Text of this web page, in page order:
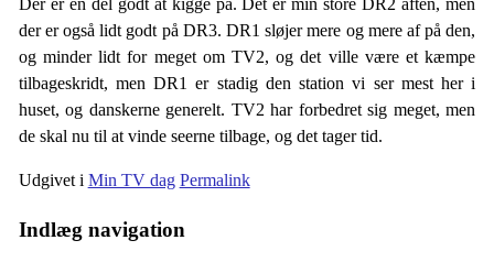
Der er en del godt at kigge på. Det er min store DR2 aften, men
der er også lidt godt på DR3. DR1 sløjer mere og mere af på den,
og minder lidt for meget om TV2, og det ville være et kæmpe
tilbageskridt, men DR1 er stadig den station vi ser mest her i
huset, og danskerne generelt. TV2 har forbedret sig meget, men
de skal nu til at vinde seerne tilbage, og det tager tid.
Udgivet i Min TV dag Permalink
Indlæg navigation